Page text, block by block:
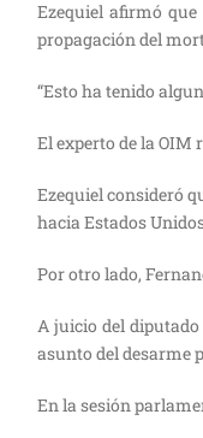
Ezequiel afirmó
propagación del
“Esto ha tenido
El experto de la
Ezequiel consideró
hacia Estados
Por otro lado,
A juicio del diputado
asunto del desarme
En la sesión